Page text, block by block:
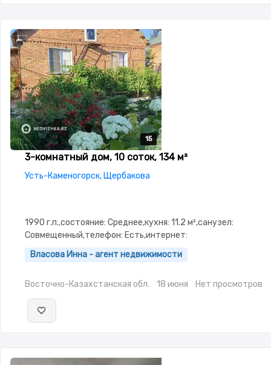
15
15
15
15
15
3-комнатный дом, 10 соток, 134 м²
Усть-Каменогорск, Щербакова
1990 г.п.,состояние: Среднее,кухня: 11.2 м²,санузел:
Совмещенный,телефон: Есть,интернет:
Власова Инна - агент недвижимости
Восточно-Казахстанская обл. 18 июня Нет просмотров